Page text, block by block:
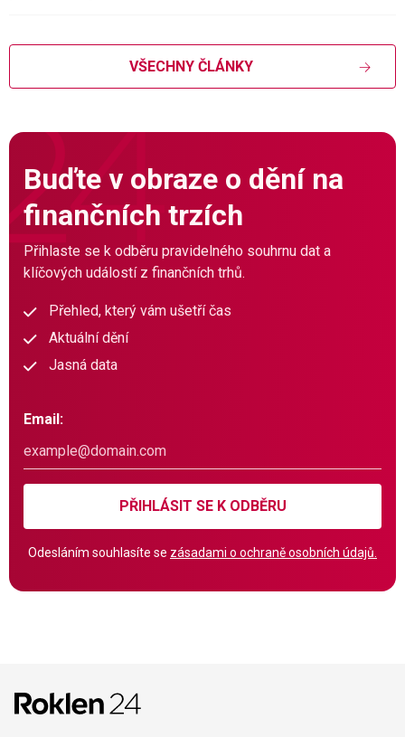
VŠECHNY ČLÁNKY
Buďte v obraze o dění na
finančních trzích
Přihlaste se k odběru pravidelného souhrnu dat a
klíčových událostí z finančních trhů.
Přehled, který vám ušetří čas
Aktuální dění
Jasná data
Email:
PŘIHLÁSIT SE K ODBĚRU
Odesláním souhlasíte se zásadami o ochraně osobních údajů.